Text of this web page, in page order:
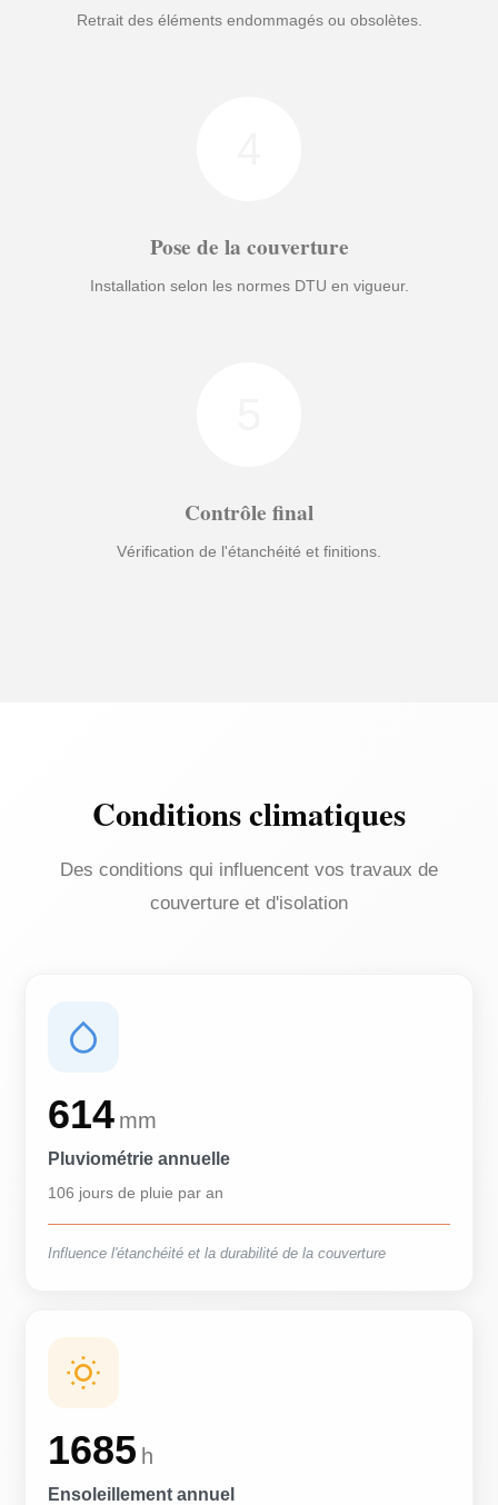
Retrait des éléments endommagés ou obsolètes.
Pose de la couverture
Installation selon les normes DTU en vigueur.
Contrôle final
Vérification de l'étanchéité et finitions.
Conditions climatiques
Des conditions qui influencent vos travaux de
couverture et d'isolation
614 mm
Pluviométrie annuelle
106 jours de pluie par an
Influence l'étanchéité et la durabilité de la couverture
1685 h
Ensoleillement annuel